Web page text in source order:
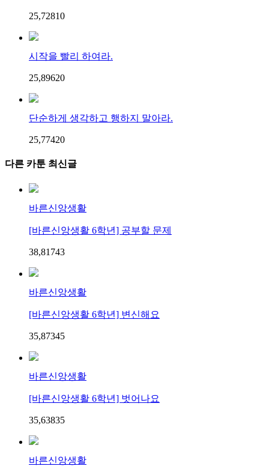
25,72810
시작을 빨리 하여라.
25,89620
단순하게 생각하고 행하지 말아라.
25,77420
다른 카툰 최신글
바른신앙생활
[바른신앙생활 6학년] 공부할 문제
38,81743
바른신앙생활
[바른신앙생활 6학년] 변신해요
35,87345
바른신앙생활
[바른신앙생활 6학년] 벗어나요
35,63835
바른신앙생활